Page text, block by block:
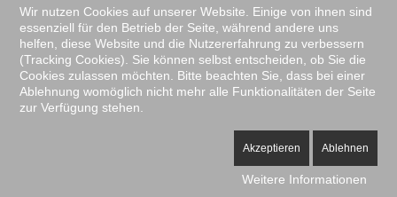
Wir nutzen Cookies auf unserer Website. Einige von ihnen sind
essenziell für den Betrieb der Seite, während andere uns
helfen, diese Website und die Nutzererfahrung zu verbessern
(Tracking Cookies). Sie können selbst entscheiden, ob Sie die
Cookies zulassen möchten. Bitte beachten Sie, dass bei einer
Ablehnung womöglich nicht mehr alle Funktionalitäten der Seite
zur Verfügung stehen.
Akzeptieren Ablehnen
Weitere Informationen